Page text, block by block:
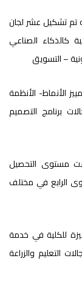
تم تشكيل عشر لجان
كالذكاء الصناعي
– التسويق
الأنماط- الأنظمة
كافة مجالات برنامج التصميم
مستوى التحصيل
الرابع في مختلف
للكلية في خدمة
التعليم والزراعة